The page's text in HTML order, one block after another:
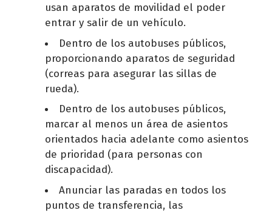
usan aparatos de movilidad el poder
entrar y salir de un vehículo.
Dentro de los autobuses públicos,
proporcionando aparatos de seguridad
(correas para asegurar las sillas de
rueda).
Dentro de los autobuses públicos,
marcar al menos un área de asientos
orientados hacia adelante como asientos
de prioridad (para personas con
discapacidad).
Anunciar las paradas en todos los
puntos de transferencia, las